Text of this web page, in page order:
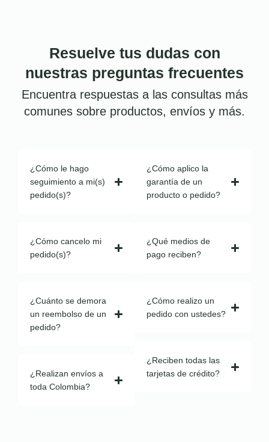
Resuelve tus dudas con
nuestras preguntas frecuentes
Encuentra respuestas a las consultas más
comunes sobre productos, envíos y más.
¿Cómo le hago
seguimiento a mi(s)
pedido(s)?
¿Cómo cancelo mi
pedido(s)?
¿Cuánto se demora
un reembolso de un
pedido?
¿Realizan envíos a
toda Colombia?
¿Cómo aplico la
garantía de un
producto o pedido?
¿Qué medios de
pago reciben?
¿Cómo realizo un
pedido con ustedes?
¿Reciben todas las
tarjetas de crédito?